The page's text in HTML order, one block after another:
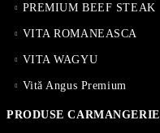
PREMIUM BEEF STEAK
VITA ROMANEASCA
VITA WAGYU
Vită Angus Premium
PRODUSE CARMANGERIE